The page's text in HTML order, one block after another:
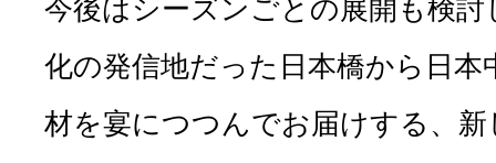
今後はシーズンごとの展開も検
化の発信地だった日本橋から日本
材を宴につつんでお届けする、